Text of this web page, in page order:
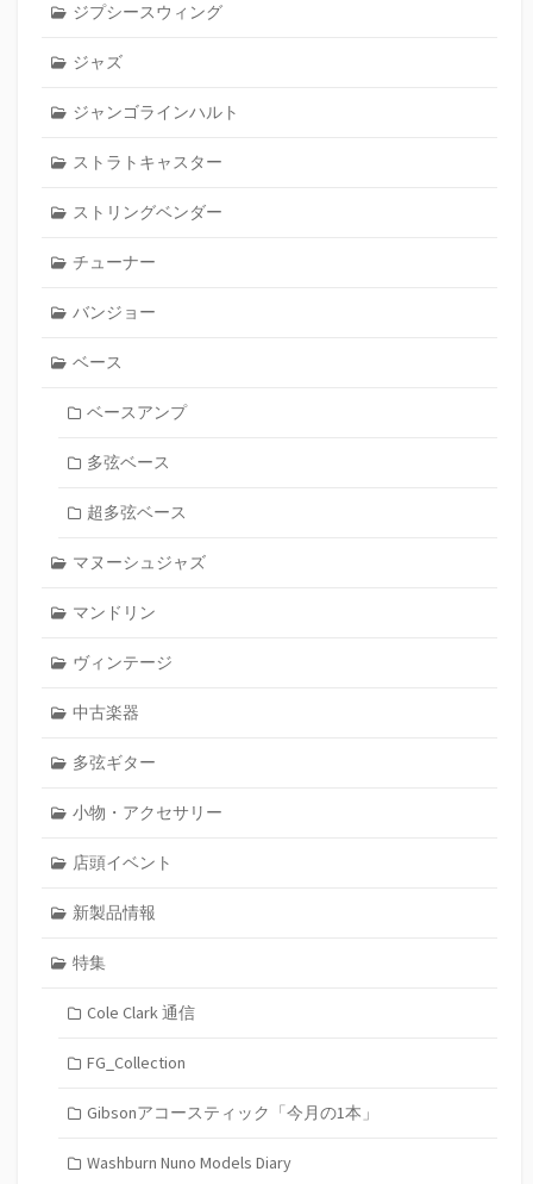
ジプシースウィング
ジャズ
ジャンゴラインハルト
ストラトキャスター
ストリングベンダー
チューナー
バンジョー
ベース
ベースアンプ
多弦ベース
超多弦ベース
マヌーシュジャズ
マンドリン
ヴィンテージ
中古楽器
多弦ギター
小物・アクセサリー
店頭イベント
新製品情報
特集
Cole Clark 通信
FG_Collection
Gibsonアコースティック「今月の1本」
Washburn Nuno Models Diary